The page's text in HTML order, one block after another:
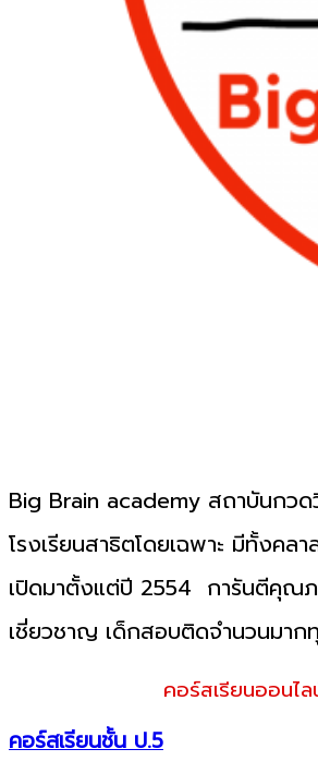
Big Brain academy สถาบันกวด
โรงเรียนสาธิตโดยเฉพาะ มีทั้งคล
เปิดมาตั้งแต่ปี 2554 การันตีคุณ
เชี่ยวชาญ เด็กสอบติดจำนวนมาก
คอร์สเรียนออนไ
คอร์สเรียนชั้น ป.5